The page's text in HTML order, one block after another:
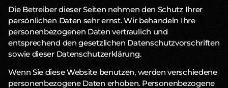
Die Betreiber dieser Seiten nehmen den Schutz Ihrer
persönlichen Daten sehr ernst. Wir behandeln Ihre
personenbezogenen Daten vertraulich und
entsprechend den gesetzlichen Datenschutzvorschriften
sowie dieser Datenschutzerklärung.
Wenn Sie diese Website benutzen, werden verschiedene
personenbezogene Daten erhoben. Personenbezogene